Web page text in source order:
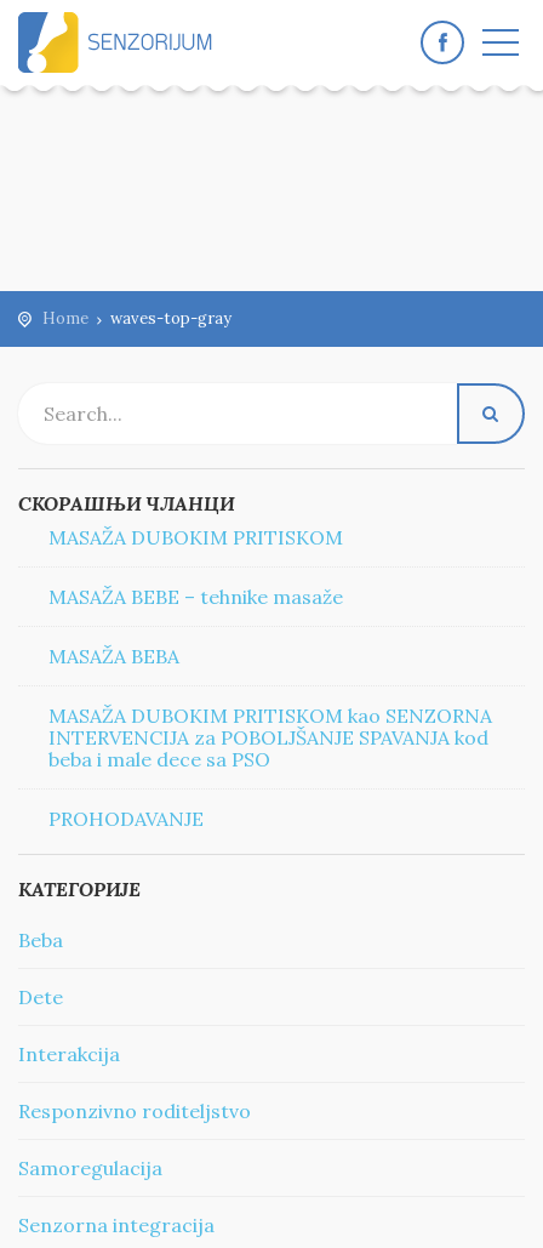
Home waves-top-gray
СКОРАШЊИ ЧЛАНЦИ
MASAŽA DUBOKIM PRITISKOM
MASAŽA BEBE – tehnike masaže
MASAŽA BEBA
MASAŽA DUBOKIM PRITISKOM kao SENZORNA
INTERVENCIJA za POBOLJŠANJE SPAVANJA kod
beba i male dece sa PSO
PROHODAVANJE
КАТЕГОРИЈЕ
Beba
Dete
Interakcija
Responzivno roditeljstvo
Samoregulacija
Senzorna integracija